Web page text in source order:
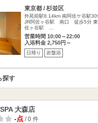
東京都 / 杉並区
外苑前駅8.14km 南阿佐ケ谷駅
JR阿佐ヶ谷駅 南口 徒歩5分
佐ヶ谷駅 …
営業時間 10:00～22:00
入浴料金 2,750円～
日帰り 岩盤浴
探す
大森店
-点/ 0 件